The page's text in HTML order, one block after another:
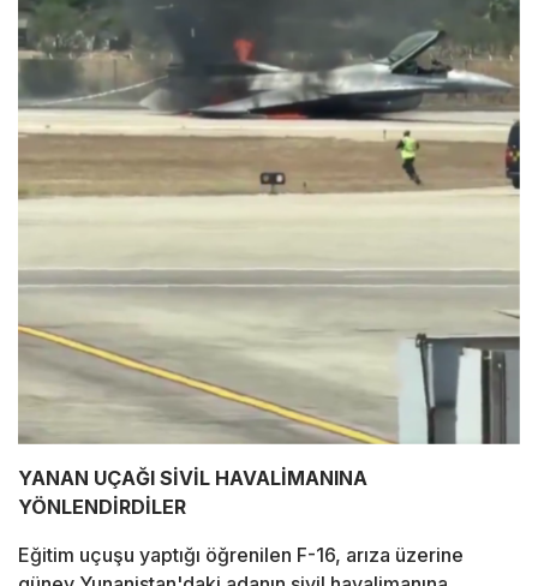
YANAN UÇAĞI SİVİL HAVALİMANINA
YÖNLENDİRDİLER
Eğitim uçuşu yaptığı öğrenilen F-16, arıza üzerine